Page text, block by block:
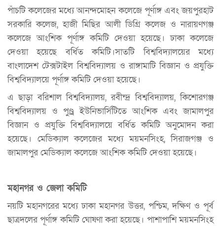
পাঁচটি কলেজের মধ্যে আনন্দমোহন কলেজে পূর্ণাঙ্গ এবং জয়পুরহাট
সরকারি কলেজ, হাজী মিছির আলী ডিগ্রি কলেজ ও নারায়ণগঞ্জ
কলেজে আংশিক পূর্ণাঙ্গ কমিটি দেওয়া হয়েছে। ঢাকা কলেজে
দেওয়া হয়েছে বর্ধিত কমিটি।সাতটি বিশ্ববিদ্যালয়ের মধ্যে
বাংলাদেশ টেক্সটাইল বিশ্ববিদ্যালয় ও রাঙ্গামাটি বিজ্ঞান ও প্রযুক্তি
বিশ্ববিদ্যালয়ে পূর্ণাঙ্গ কমিটি দেওয়া হয়েছে।
এ ছাড়া বরিশাল বিশ্ববিদ্যালয়, রবীন্দ্র বিশ্ববিদ্যালয়, কিশোরগঞ্জ
বিশ্ববিদ্যালয় ও পুণ্ড্র ইউনিভার্সিটিতে আংশিক এবং জামালপুর
বিজ্ঞান ও প্রযুক্তি বিশ্ববিদ্যালয়ে বর্ধিত কমিটি অনুমোদন করা
হয়েছে। মেডিক্যাল কলেজের মধ্যে ময়মনসিংহ, সিরাজগঞ্জ ও
জামালপুর মেডিক্যাল কলেজে আংশিক কমিটি দেওয়া হয়েছে।
মহানগর ও জেলা কমিটি
নয়টি মহানগরের মধ্যে ঢাকা মহানগর উত্তর, পশ্চিম, দক্ষিণ ও পূর্ব
ছাত্রদলের পূর্ণাঙ্গ কমিটি ঘোষণা করা হয়েছে। পাশাপাশি ময়মনসিংহ